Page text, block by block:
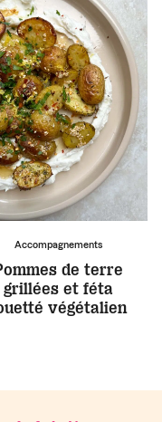
Accompagnements
de terre
grillées et féta
végétalien